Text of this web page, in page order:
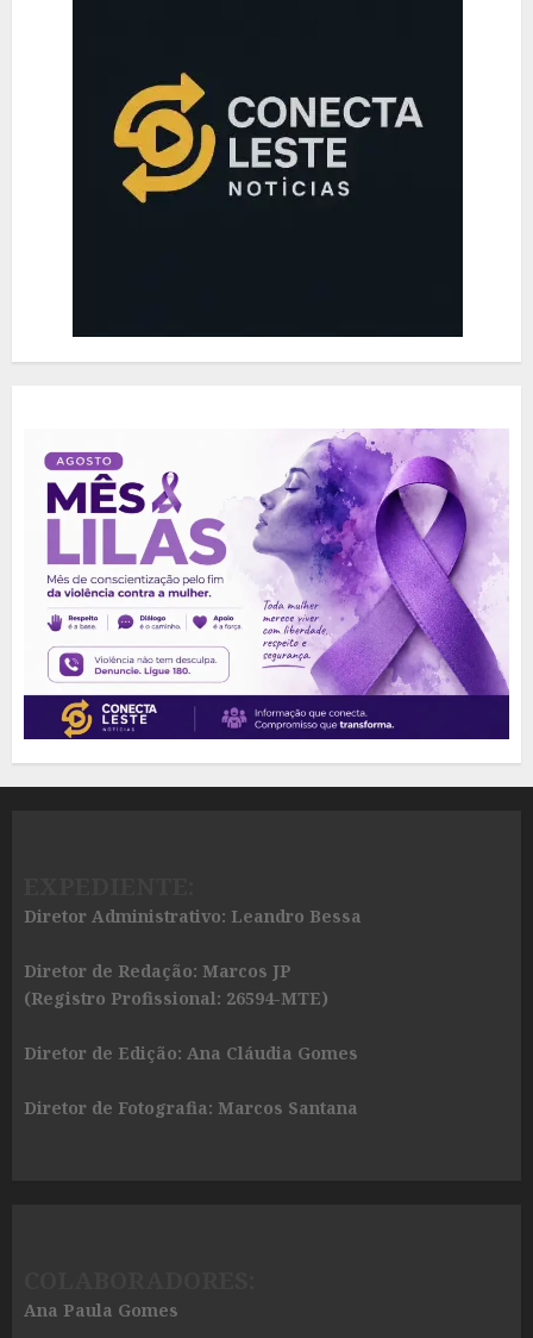
Diretor Administrativo: Leandro Bessa
Diretor de Redação: Marcos JP
(Registro Profissional: 26594-MTE)
Diretor de Edição: Ana Cláudia Gomes
Diretor de Fotografia: Marcos Santana
Ana Paula Gomes